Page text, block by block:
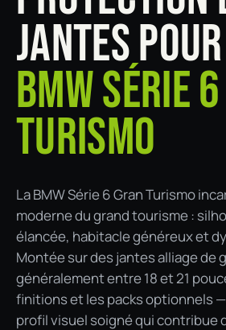
JANTES
BMW SÉRIE
TURISMO
La BMW Série 6 Gran Turismo
moderne du grand tourisme :
élancée, habitacle généreux et
Montée sur des jantes alliage de
généralement entre 18 et 21
finitions et les packs optionnels
profil visuel soigné qui contribue